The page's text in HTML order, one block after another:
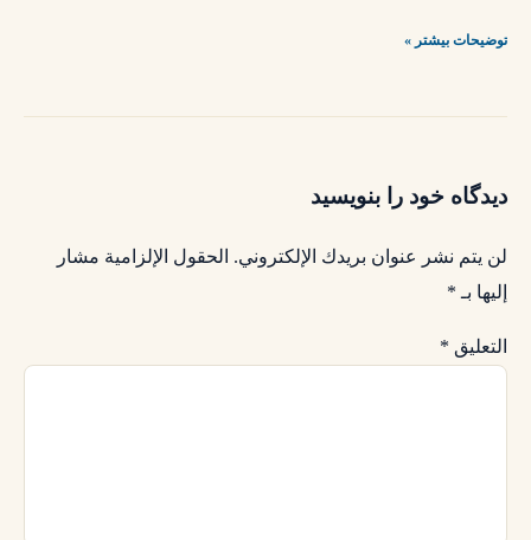
توضیحات بیشتر »
دیدگاه خود را بنویسید
لن يتم نشر عنوان بريدك الإلكتروني. الحقول الإلزامية مشار
إليها بـ *
التعليق *